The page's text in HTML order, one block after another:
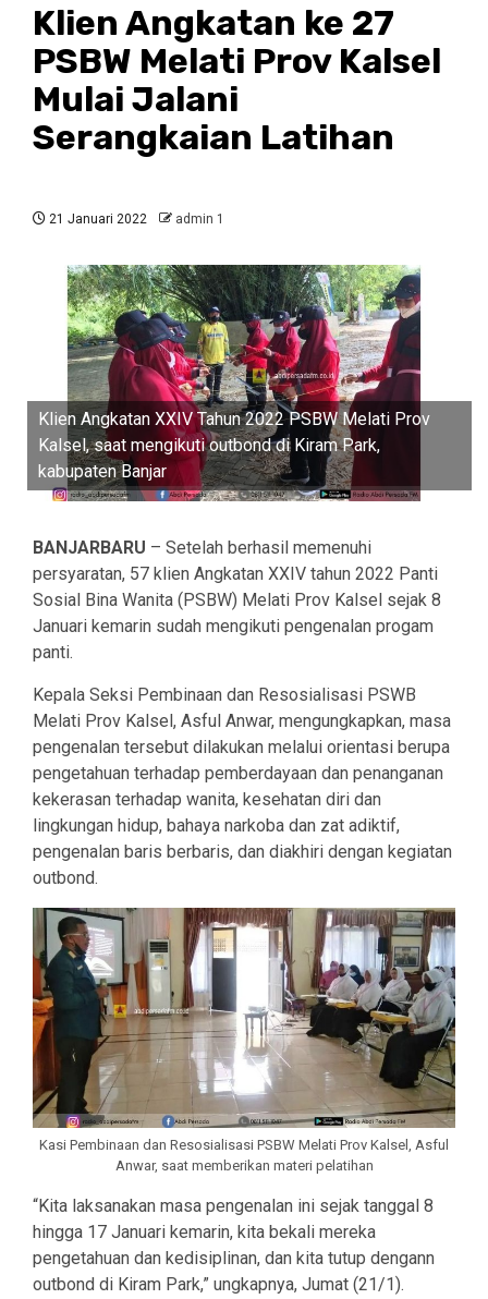
Klien Angkatan ke 27
PSBW Melati Prov Kalsel
Mulai Jalani
Serangkaian Latihan
21 Januari 2022 admin 1
Klien Angkatan XXIV Tahun 2022 PSBW Melati Prov
Kalsel, saat mengikuti outbond di Kiram Park,
kabupaten Banjar
BANJARBARU – Setelah berhasil memenuhi
persyaratan, 57 klien Angkatan XXIV tahun 2022 Panti
Sosial Bina Wanita (PSBW) Melati Prov Kalsel sejak 8
Januari kemarin sudah mengikuti pengenalan progam
panti.
Kepala Seksi Pembinaan dan Resosialisasi PSWB
Melati Prov Kalsel, Asful Anwar, mengungkapkan, masa
pengenalan tersebut dilakukan melalui orientasi berupa
pengetahuan terhadap pemberdayaan dan penanganan
kekerasan terhadap wanita, kesehatan diri dan
lingkungan hidup, bahaya narkoba dan zat adiktif,
pengenalan baris berbaris, dan diakhiri dengan kegiatan
outbond.
Kasi Pembinaan dan Resosialisasi PSBW Melati Prov Kalsel, Asful
Anwar, saat memberikan materi pelatihan
“Kita laksanakan masa pengenalan ini sejak tanggal 8
hingga 17 Januari kemarin, kita bekali mereka
pengetahuan dan kedisiplinan, dan kita tutup dengann
outbond di Kiram Park,” ungkapnya, Jumat (21/1).